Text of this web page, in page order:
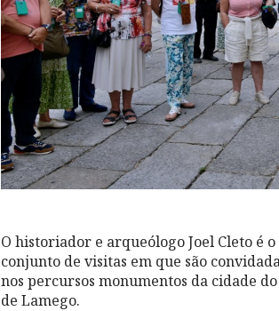
O historiador e arqueólogo Joel Cleto é
conjunto de visitas em que são
nos percursos monumentos da cidade
de Lamego.